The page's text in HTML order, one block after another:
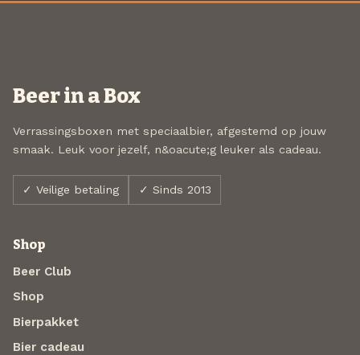
Beer in a Box
Verrassingsboxen met speciaalbier, afgestemd op jouw
smaak. Leuk voor jezelf, n&oacute;g leuker als cadeau.
✓ Veilige betaling ✓ Sinds 2013
Shop
Beer Club
Shop
Bierpakket
Bier cadeau